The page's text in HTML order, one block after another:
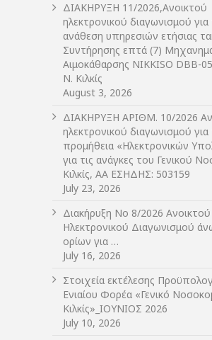
ΔIΑΚΗΡΥΞΗ 11/2026,Ανοικτού
ηλεκτρονικού διαγωνισμού για
ανάθεση υπηρεσιών ετήσιας
Συντήρησης επτά (7)
Αιμοκάθαρσης NIKKISO DBB-
Ν. Κιλκίς
August 3, 2026
ΔIΑΚΗΡΥΞΗ ΑΡIΘΜ. 10/2026
ηλεκτρονικού διαγωνισμού για
προμήθεια «Ηλεκτρονικών
για τις ανάγκες του Γενικού
Κιλκίς, ΑΑ ΕΣΗΔΗΣ: 503159
July 23, 2026
Διακήρυξη Νο 8/2026 Ανοικτού
Ηλεκτρονικού Διαγωνισμού
ορίων για …
July 16, 2026
Στοιχεία εκτέλεσης
Ενιαίου Φορέα «Γενικό
Κιλκίς»_ΙΟΥΝΙΟΣ 2026
July 10, 2026